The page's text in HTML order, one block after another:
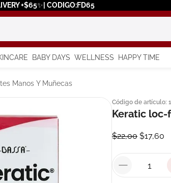
+$65✨| CODIGO:FD65
BABY DAYS WELLNESS HAPPY TIME
Manos Y Muñecas
Código de artículo:
Keratic
$22,00 $17,60